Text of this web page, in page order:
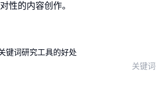
对性的内容创作。
关键